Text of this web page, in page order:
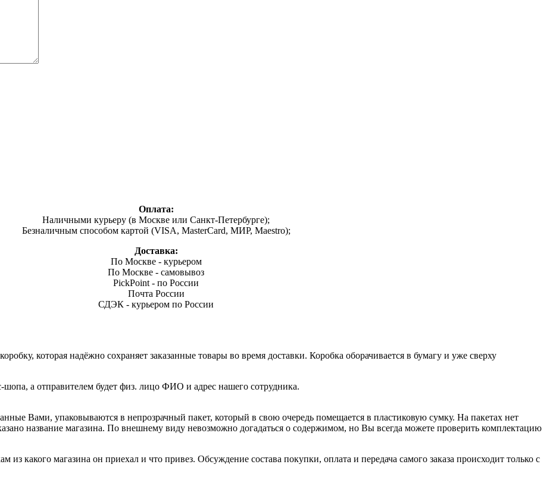
Оплата:
Наличными курьеру (в Москве или Санкт-Петербурге);
Безналичным способом картой (VISA, MasterCard, МИР, Maestro);
Доставка:
По Москве - курьером
По Москве - самовывоз
PickPoint - по России
Почта России
СДЭК - курьером по России
которая надёжно сохраняет заказанные товары во время доставки. Коробка оборачивается в бумагу и уже сверху
шопа, а отправителем будет физ. лицо ФИО и адрес нашего сотрудника.
Вами, упаковываются в непрозрачный пакет, который в свою очередь помещается в пластиковую сумку. На пакетах нет
название магазина. По внешнему виду невозможно догадаться о содержимом, но Вы всегда можете проверить комплектацию
какого магазина он приехал и что привез. Обсуждение состава покупки, оплата и передача самого заказа происходит только с